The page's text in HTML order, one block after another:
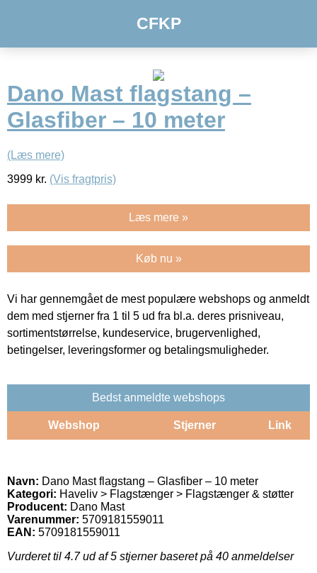
CFKP
Dano Mast flagstang –
Glasfiber – 10 meter
(Læs mere)
3999 kr. (Vis fragtpris)
Læs mere »
Køb nu »
Vi har gennemgået de mest populære webshops og anmeldt
dem med stjerner fra 1 til 5 ud fra bl.a. deres prisniveau,
sortimentstørrelse, kundeservice, brugervenlighed,
betingelser, leveringsformer og betalingsmuligheder.
Bedst anmeldte webshops
Webshop Stjerner Link
Navn: Dano Mast flagstang – Glasfiber – 10 meter
Kategori: Haveliv > Flagstænger > Flagstænger & støtter
Producent: Dano Mast
Varenummer: 5709181559011
EAN: 5709181559011
Vurderet til 4.7ud af 5 stjerner baseret på 40 anmeldelser